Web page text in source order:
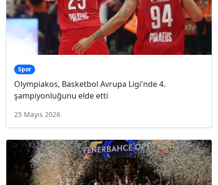
Spor
Olympiakos, Basketbol Avrupa Ligi'nde 4.
şampiyonluğunu elde etti
25 Mayıs 2026